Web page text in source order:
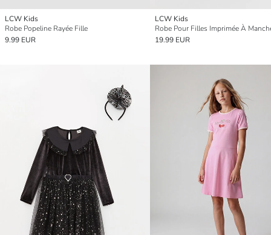
LCW Kids
Robe Popeline Rayée Fille
9.99 EUR
LCW Kids
19.99 EUR